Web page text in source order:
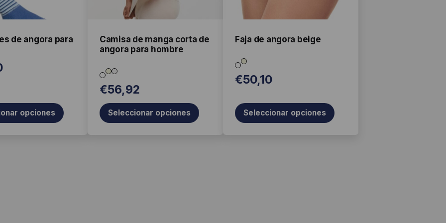
de angora para
opciones
Camisa de manga corta de
angora para hombre
€56,92
Seleccionar opciones
la
página
producto
Faja de angora beige
€50,10
Seleccionar opciones
elegir
la
de
producto